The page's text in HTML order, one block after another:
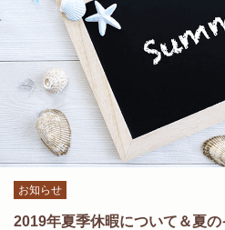
お知らせ
2019年夏季休暇について＆夏